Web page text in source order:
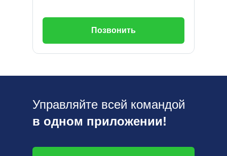
Позвонить
Управляйте всей командой
в одном приложении!